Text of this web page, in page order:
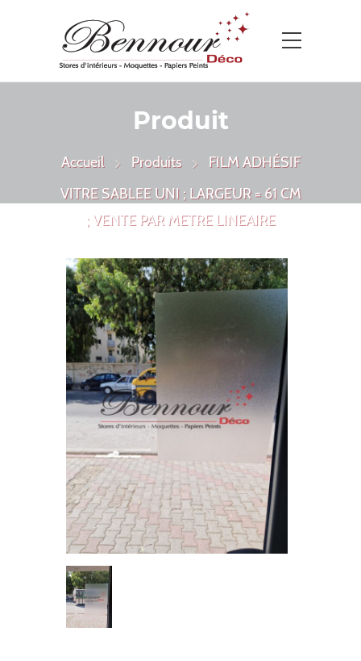
Produit
Accueil Produits
FILM ADHÉSIF
VITRE SABLEE UNI ; LARGEUR = 61 CM
; VENTE PAR METRE LINEAIRE